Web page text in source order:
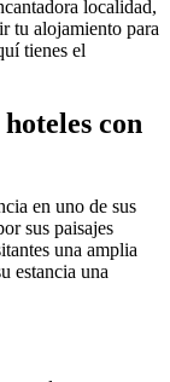
localidad,
tu alojamiento para
tienes el
con
en uno de sus
sus paisajes
una amplia
estancia una